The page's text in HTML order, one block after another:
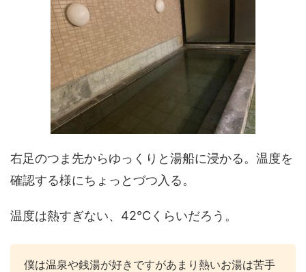
右足のつま先からゆっくりと湯船に浸かる。温度を
確認する様にちょっとづつ入る。
温度は熱すぎない、42℃くらいだろう。
僕は温泉や銭湯が好きですがあまり熱いお湯は苦手